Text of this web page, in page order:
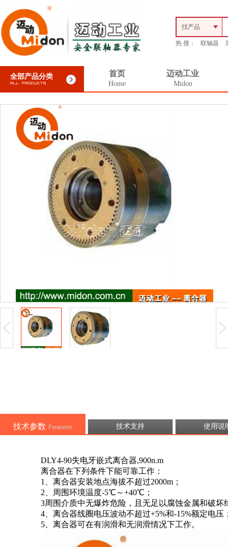
找产品
热 搜： 联轴器
全部产品分类 首页
Home
迈动工业
Midon
技术参数 Parameter 技术支持 使用说
DLY4-90失电牙嵌式离合器,900n.m
离合器在下列条件下能可靠工作：
1、离合器安装地点海拔不超过2000m；
2、周围环境温度-5℃～+40℃；
3周围介质中无爆炸危险，且无足以腐蚀金属和破坏
4、离合器线圈电压波动不超过+5%和-15%额定电压
5、离合器可在有润滑和无润滑情况下工作。